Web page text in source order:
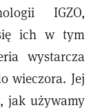
IGZO,
ich w tym
wystarcza
wieczora. Jej
jak używamy